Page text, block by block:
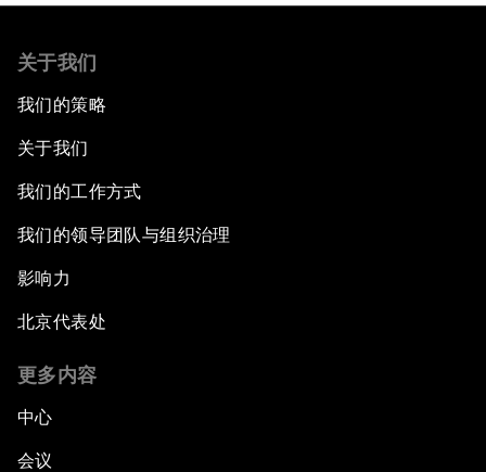
关于我们
我们的策略
关于我们
我们的工作方式
我们的领导团队与组织治理
影响力
北京代表处
更多内容
中心
会议